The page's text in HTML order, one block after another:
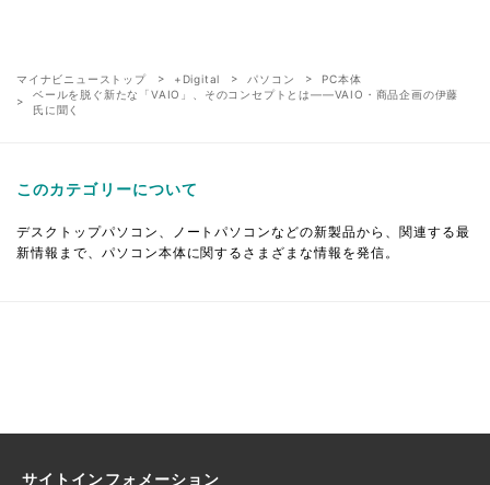
マイナビニューストップ +Digital パソコン
PC本体
ベールを脱ぐ新たな「VAIO」、そのコンセプトとは――VAIO・商品企画の伊藤
氏に聞く
このカテゴリーについて
デスクトップパソコン、ノートパソコンなどの新製品から、関連する最
新情報まで、パソコン本体に関するさまざまな情報を発信。
サイトインフォメーション